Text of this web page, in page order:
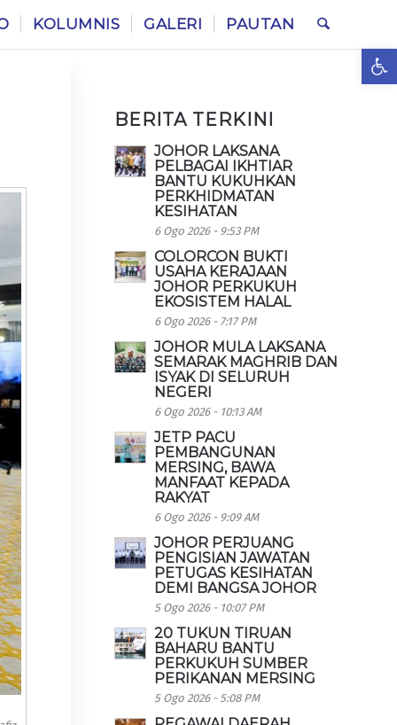
KOLUMNIS GALERI PAUTAN
BERITA TERKINI
JOHOR LAKSANA
PELBAGAI IKHTIAR
BANTU KUKUHKAN
PERKHIDMATAN
KESIHATAN
6 Ogo 2026 - 9:53 PM
COLORCON BUKTI
USAHA KERAJAAN
JOHOR PERKUKUH
EKOSISTEM HALAL
6 Ogo 2026 - 7:17 PM
JOHOR MULA LAKSANA
SEMARAK MAGHRIB DAN
ISYAK DI SELURUH
NEGERI
6 Ogo 2026 - 10:13 AM
JETP PACU
PEMBANGUNAN
MERSING, BAWA
MANFAAT KEPADA
RAKYAT
6 Ogo 2026 - 9:09 AM
JOHOR PERJUANG
PENGISIAN JAWATAN
PETUGAS KESIHATAN
DEMI BANGSA JOHOR
5 Ogo 2026 - 10:07 PM
20 TUKUN TIRUAN
BAHARU BANTU
PERKUKUH SUMBER
PERIKANAN MERSING
5 Ogo 2026 - 5:08 PM